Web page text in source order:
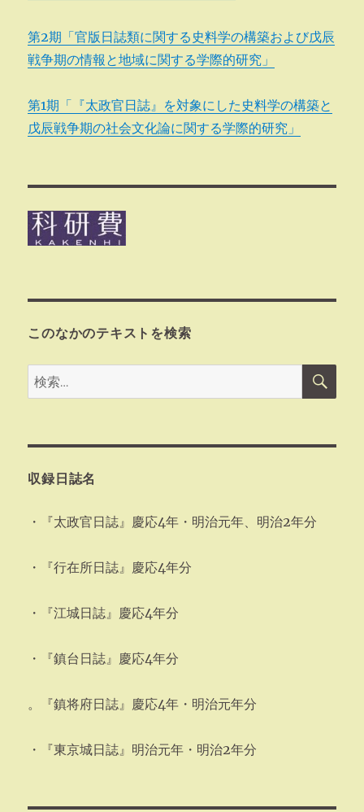
第2期「官版日誌類に関する史料学の構築および戊辰
戦争期の情報と地域に関する学際的研究」
第1期「『太政官日誌』を対象にした史料学の構築と
戊辰戦争期の社会文化論に関する学際的研究」
このなかのテキストを検索
検
索:
検
収録日誌名
・『太政官日誌』慶応4年・明治元年、明治2年分
・『行在所日誌』慶応4年分
・『江城日誌』慶応4年分
・『鎮台日誌』慶応4年分
。『鎮将府日誌』慶応4年・明治元年分
・『東京城日誌』明治元年・明治2年分